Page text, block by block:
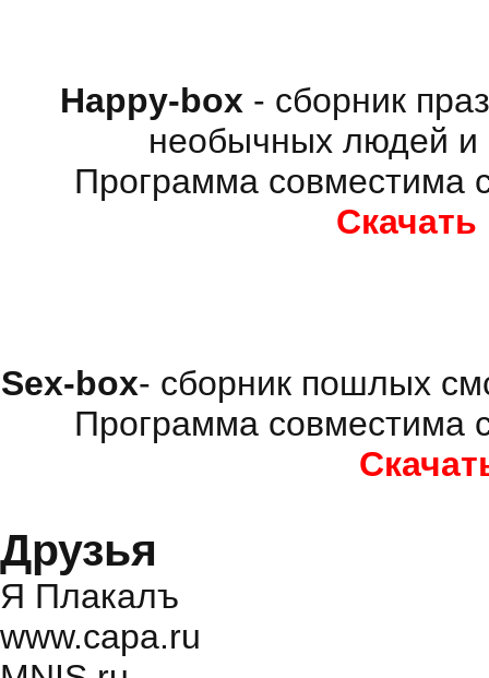
Happy-box - сборник
необычных людей и
Программа совместима
Sex-box- сборник пошлых
Программа совместима
Друзья
Я Плакалъ
www.capa.ru